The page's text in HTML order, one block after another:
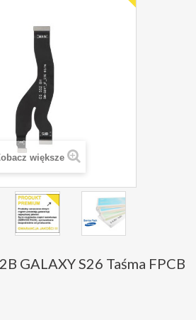
większe
GALAXY S26 Taśma FPCB